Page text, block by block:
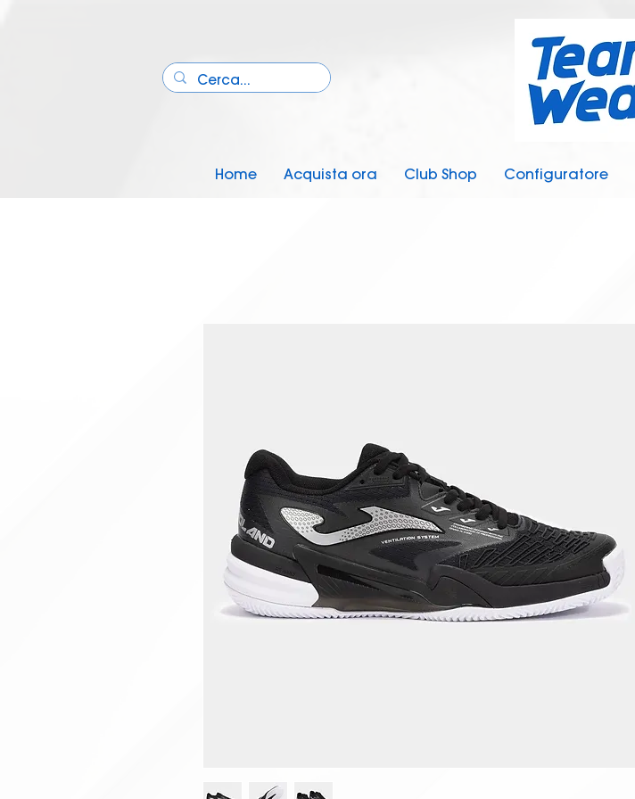
Home Acquista ora Club Shop Configuratore